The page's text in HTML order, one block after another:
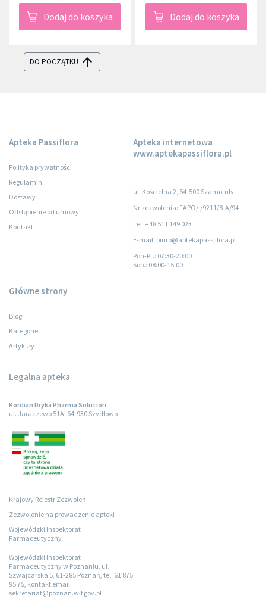
Dodaj do koszyka Dodaj do koszyka
DO POCZĄTKU
Apteka Passiflora
Polityka prywatności
Regulamin
Dostawy
Odstąpienie od umowy
Kontakt
Apteka internetowa
www.aptekapassiflora.pl
ul. Kościelna 2, 64-500 Szamotuły
Nr zezwolenia: FAPO/I/9211/8-A/94
Tel: +48 511 149 023
E-mail: biuro@aptekapassiflora.pl
Pon-Pt.: 07:30-20:00
Sob.: 08:00-15:00
Główne strony
Blog
Kategorie
Artykuły
Legalna apteka
Kordian Dryka Pharma Solution
ul. Jaraczewo 51A, 64-930 Szydłowo
Krajowy Rejestr Zezwoleń
Zezwolenie na prowadzenie apteki
Wojewódzki Inspektorat
Farmaceutyczny
Wojewódzki Inspektorat
Farmaceutyczny w Poznaniu, ul.
Szwajcarska 5, 61-285 Poznań, tel. 61 875
95 75, kontakt email:
sekretariat@poznan.wif.gov.pl